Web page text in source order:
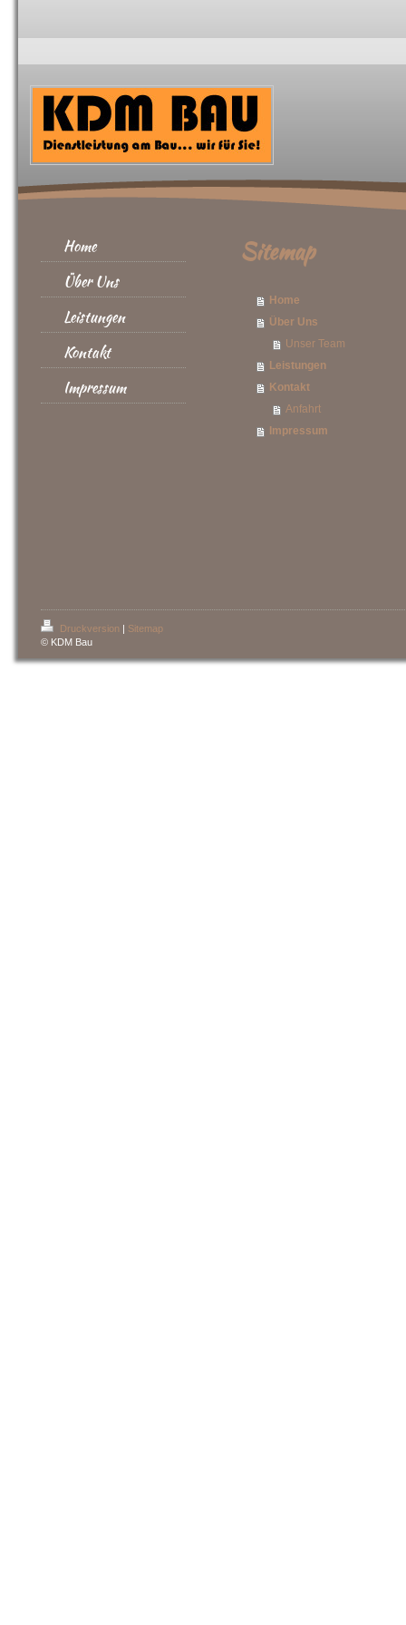
Home
Über Uns
Leistungen
Kontakt
Impressum
Sitemap
Home
Über Uns
Unser Team
Leistungen
Kontakt
Anfahrt
Impressum
Druckversion | Sitemap
© KDM Bau